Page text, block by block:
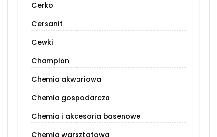
Cerko
Cersanit
Cewki
Champion
Chemia akwariowa
Chemia gospodarcza
Chemia i akcesoria basenowe
Chemia warsztatowa